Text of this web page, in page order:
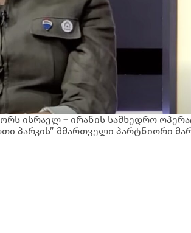
ისრაელ – ირანის სამხედრო
პარკის” მმართველი პარტნიორი